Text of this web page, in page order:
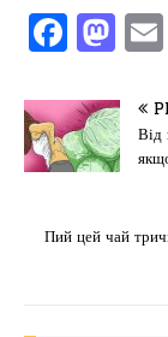
F
a
c
e
b
o
o
M
a
st
o
d
o
n
Від
Пий цей чай